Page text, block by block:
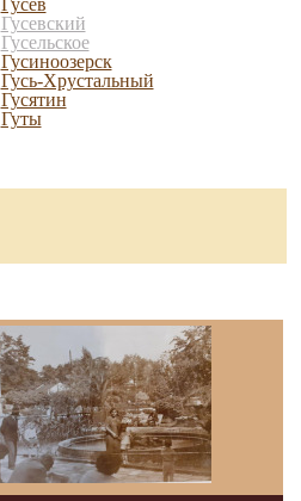
Гусев
Гусевский
Гусельское
Гусиноозерск
Гусь-Хрустальный
Гусятин
Гуты